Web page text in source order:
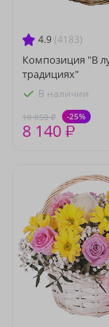
4.9 (4183)
Композиция "В
традициях"
В наличии
10 850 ₽ -25%
8 140 ₽